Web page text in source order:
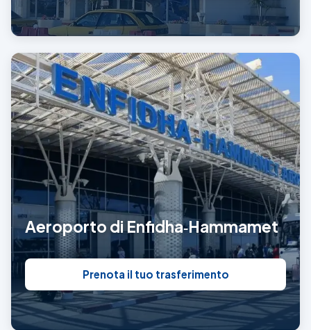
Aeroporto di Enfidha‑Hammamet
Prenota il tuo trasferimento